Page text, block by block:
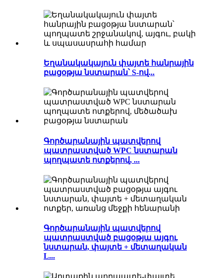
Եղանակակայուն փայտե հանրային
բացօթյա նստարան՝ S-ով...
Գործարանային պատվերով
պատրաստված WPC նստարան
պողպատե ոտքերով, ...
Գործարանային պատվերով
պատրաստված բացօթյա այգու
նստարան, փայտե + մետաղական
L...